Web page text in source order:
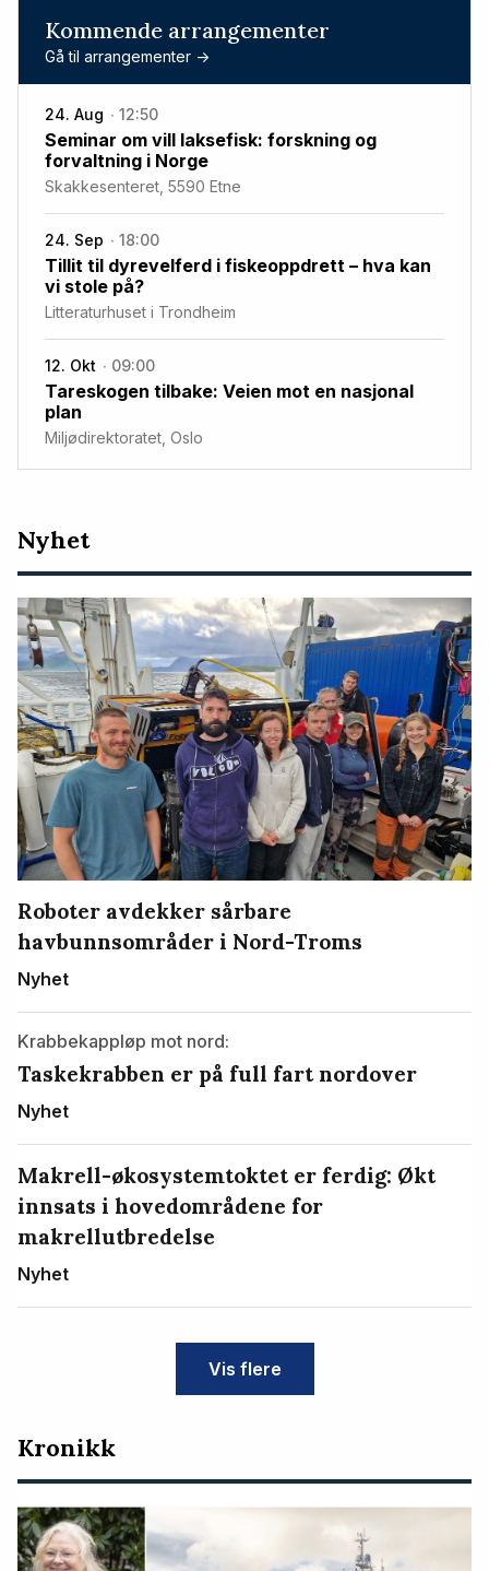
Kommende arrangementer
Gå til arrangementer ->
24. Aug 12:50
Seminar om vill laksefisk: forskning og
forvaltning i Norge
Skakkesenteret, 5590 Etne
24. Sep 18:00
Tillit til dyrevelferd i fiskeoppdrett – hva kan
vi stole på?
Litteraturhuset i Trondheim
12. Okt 09:00
Tareskogen tilbake: Veien mot en nasjonal
plan
Miljødirektoratet, Oslo
Nyeste
artikler
Nyhet
Roboter avdekker sårbare
havbunnsområder i Nord-Troms
Nyhet
Krabbekappløp mot nord:
Taskekrabben er på full fart nordover
Nyhet
Makrell-økosystemtoktet er ferdig: Økt
innsats i hovedområdene for
makrellutbredelse
Nyhet
Vis flere
Kronikk